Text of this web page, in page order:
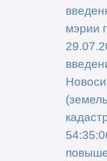
мэрии